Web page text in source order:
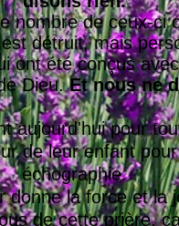
nombre de ceux-ci
détruit, mais
ont été conçus
Dieu.Et nous ne
aujourd'hui pour
de leur enfant
échographie.
donne la force et la
de cette prière,